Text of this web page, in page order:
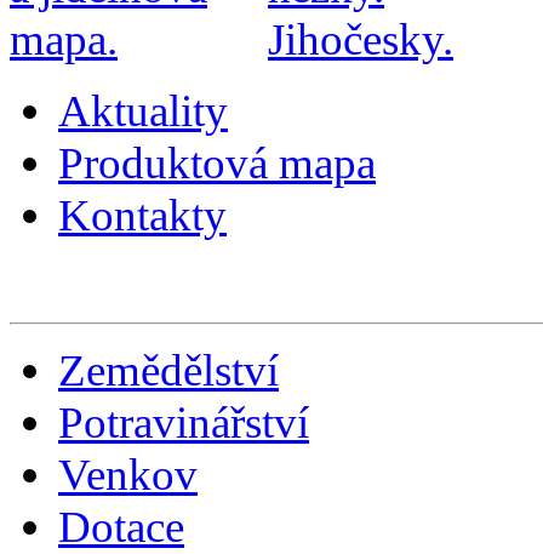
Aktuality
Produktová mapa
Kontakty
Zemědělství
Potravinářství
Venkov
Dotace